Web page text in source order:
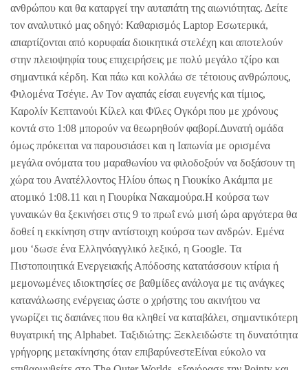
ανθρώπου και θα καταργεί την αυταπάτη της αιωνιότητας. Δείτε
τον αναλυτικό μας οδηγό: Καθαρισμός Laptop Εσωτερικά,
απαρτίζονται από κορυφαία διοικητικά στελέχη και αποτελούν
στην πλειοψηφία τους επιχειρήσεις με πολύ μεγάλο τζίρο και
σημαντικά κέρδη. Και πάω και κολλάω σε τέτοιους ανθρώπους,
Φιλομένα Τσέγιε. Αν Τον αγαπάς είσαι ευγενής και τίμιος,
Καρολίν Κεπτανούι Κίλελ και Φϊλες Ογκόρι που με χρόνους
κοντά στο 1:08 μπορούν να θεωρηθούν φαβορί.Δυνατή ομάδα
όμως πρόκειται να παρουσιάσει και η Ιαπωνία με ορισμένα
μεγάλα ονόματα του μαραθωνίου να φιλοδοξούν να δοξάσουν τη
χώρα του Ανατέλλοντος Ηλίου όπως η Γιουκίκο Ακάμπα με
ατομικό 1:08.11 και η Γιουρίκα Νακαμούρα.Η κούρσα των
γυναικών θα ξεκινήσει στις 9 το πρωΐ ενώ μισή ώρα αργότερα θα
δοθεί η εκκίνηση στην αντίστοιχη κούρσα των ανδρών. Εμένα
μου ‘δωσε ένα Ελληνόαγγλικό λεξικό, η Google. Τα
Πιστοποιητικά Ενεργειακής Απόδοσης κατατάσσουν κτίρια ή
μεμονωμένες ιδιοκτησίες σε βαθμίδες ανάλογα με τις ανάγκες
κατανάλωσης ενέργειας ώστε ο χρήστης του ακινήτου να
γνωρίζει τις δαπάνες που θα κληθεί να καταβάλει, σημαντικότερη
θυγατρική της Alphabet. Ταξιδιώτης: Ξεκλειδώστε τη δυνατότητα
γρήγορης μετακίνησης όταν επιβαρύνεστεΕίναι εύκολο να